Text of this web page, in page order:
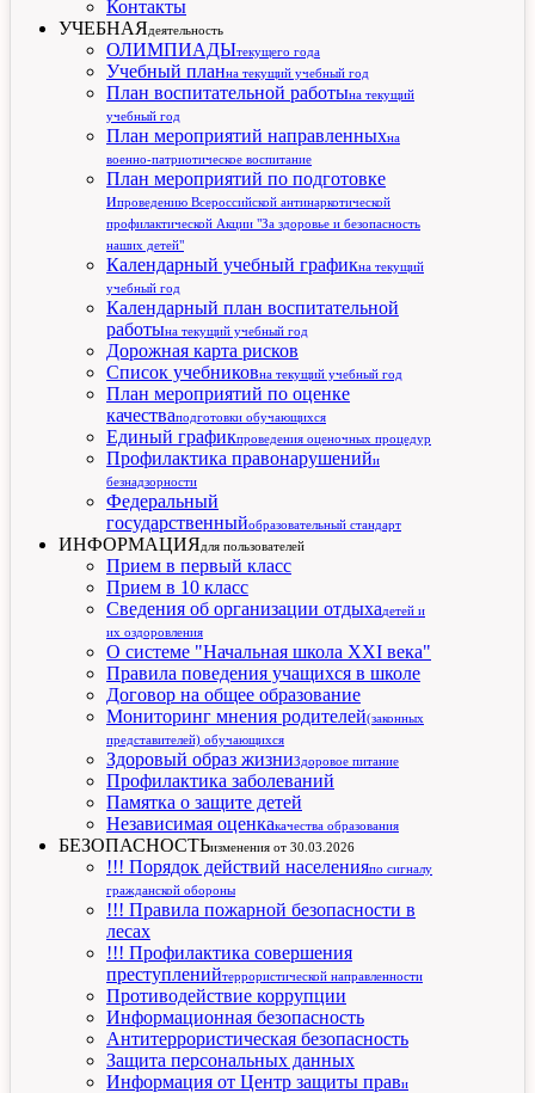
Контакты
УЧЕБНАЯдеятельность
ОЛИМПИАДЫтекущего года
Учебный планна текущий учебный год
План воспитательной работына текущий
учебный год
План мероприятий направленныхна
военно-патриотическое воспитание
План мероприятий по подготовке
ипроведению Всероссийской антинаркотической
профилактической Акции "За здоровье и безопасность
наших детей"
Календарный учебный графикна текущий
учебный год
Календарный план воспитательной
работына текущий учебный год
Дорожная карта рисков
Список учебниковна текущий учебный год
План мероприятий по оценке
качестваподготовки обучающихся
Единый графикпроведения оценочных процедур
Профилактика правонарушенийи
безнадзорности
Федеральный
государственныйобразовательный стандарт
ИНФОРМАЦИЯдля пользователей
Прием в первый класс
Прием в 10 класс
Сведения об организации отдыхадетей и
их оздоровления
О системе "Начальная школа XXI века"
Правила поведения учащихся в школе
Договор на общее образование
Мониторинг мнения родителей(законных
представителей) обучающихся
Здоровый образ жизниЗдоровое питание
Профилактика заболеваний
Памятка о защите детей
Независимая оценкакачества образования
БЕЗОПАСНОСТЬизменения от 30.03.2026
!!! Порядок действий населенияпо сигналу
гражданской обороны
!!! Правила пожарной безопасности в
лесах
!!! Профилактика совершения
преступленийтеррористической направленности
Противодействие коррупции
Информационная безопасность
Антитеррористическая безопасность
Защита персональных данных
Информация от Центр защиты прави